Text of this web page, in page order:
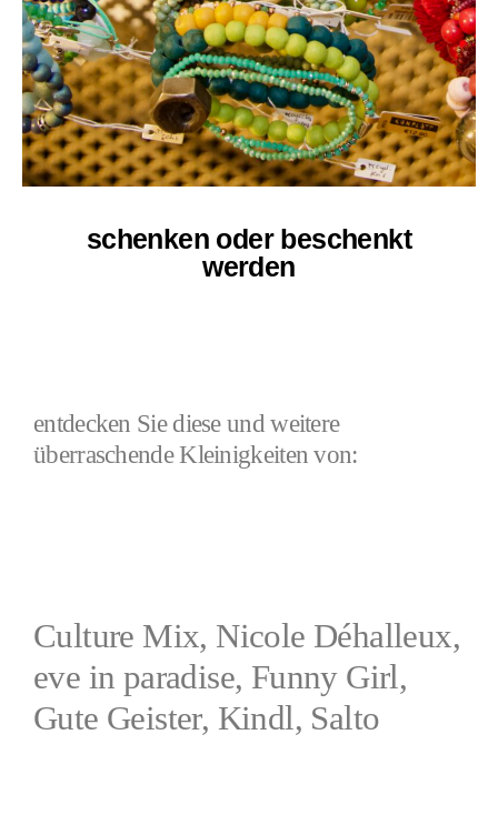
schenken oder beschenkt
werden
entdecken Sie diese und weitere
überraschende Kleinigkeiten von:
Culture Mix, Nicole Déhalleux,
eve in paradise, Funny Girl,
Gute Geister, Kindl, Salto